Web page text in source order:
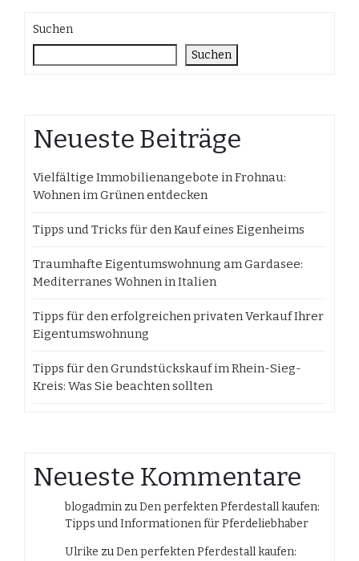
Suchen
Suchen
Neueste Beiträge
Vielfältige Immobilienangebote in Frohnau:
Wohnen im Grünen entdecken
Tipps und Tricks für den Kauf eines Eigenheims
Traumhafte Eigentumswohnung am Gardasee:
Mediterranes Wohnen in Italien
Tipps für den erfolgreichen privaten Verkauf Ihrer
Eigentumswohnung
Tipps für den Grundstückskauf im Rhein-Sieg-
Kreis: Was Sie beachten sollten
Neueste Kommentare
blogadmin zuDen perfekten Pferdestall kaufen:
Tipps und Informationen für Pferdeliebhaber
Ulrike zuDen perfekten Pferdestall kaufen: